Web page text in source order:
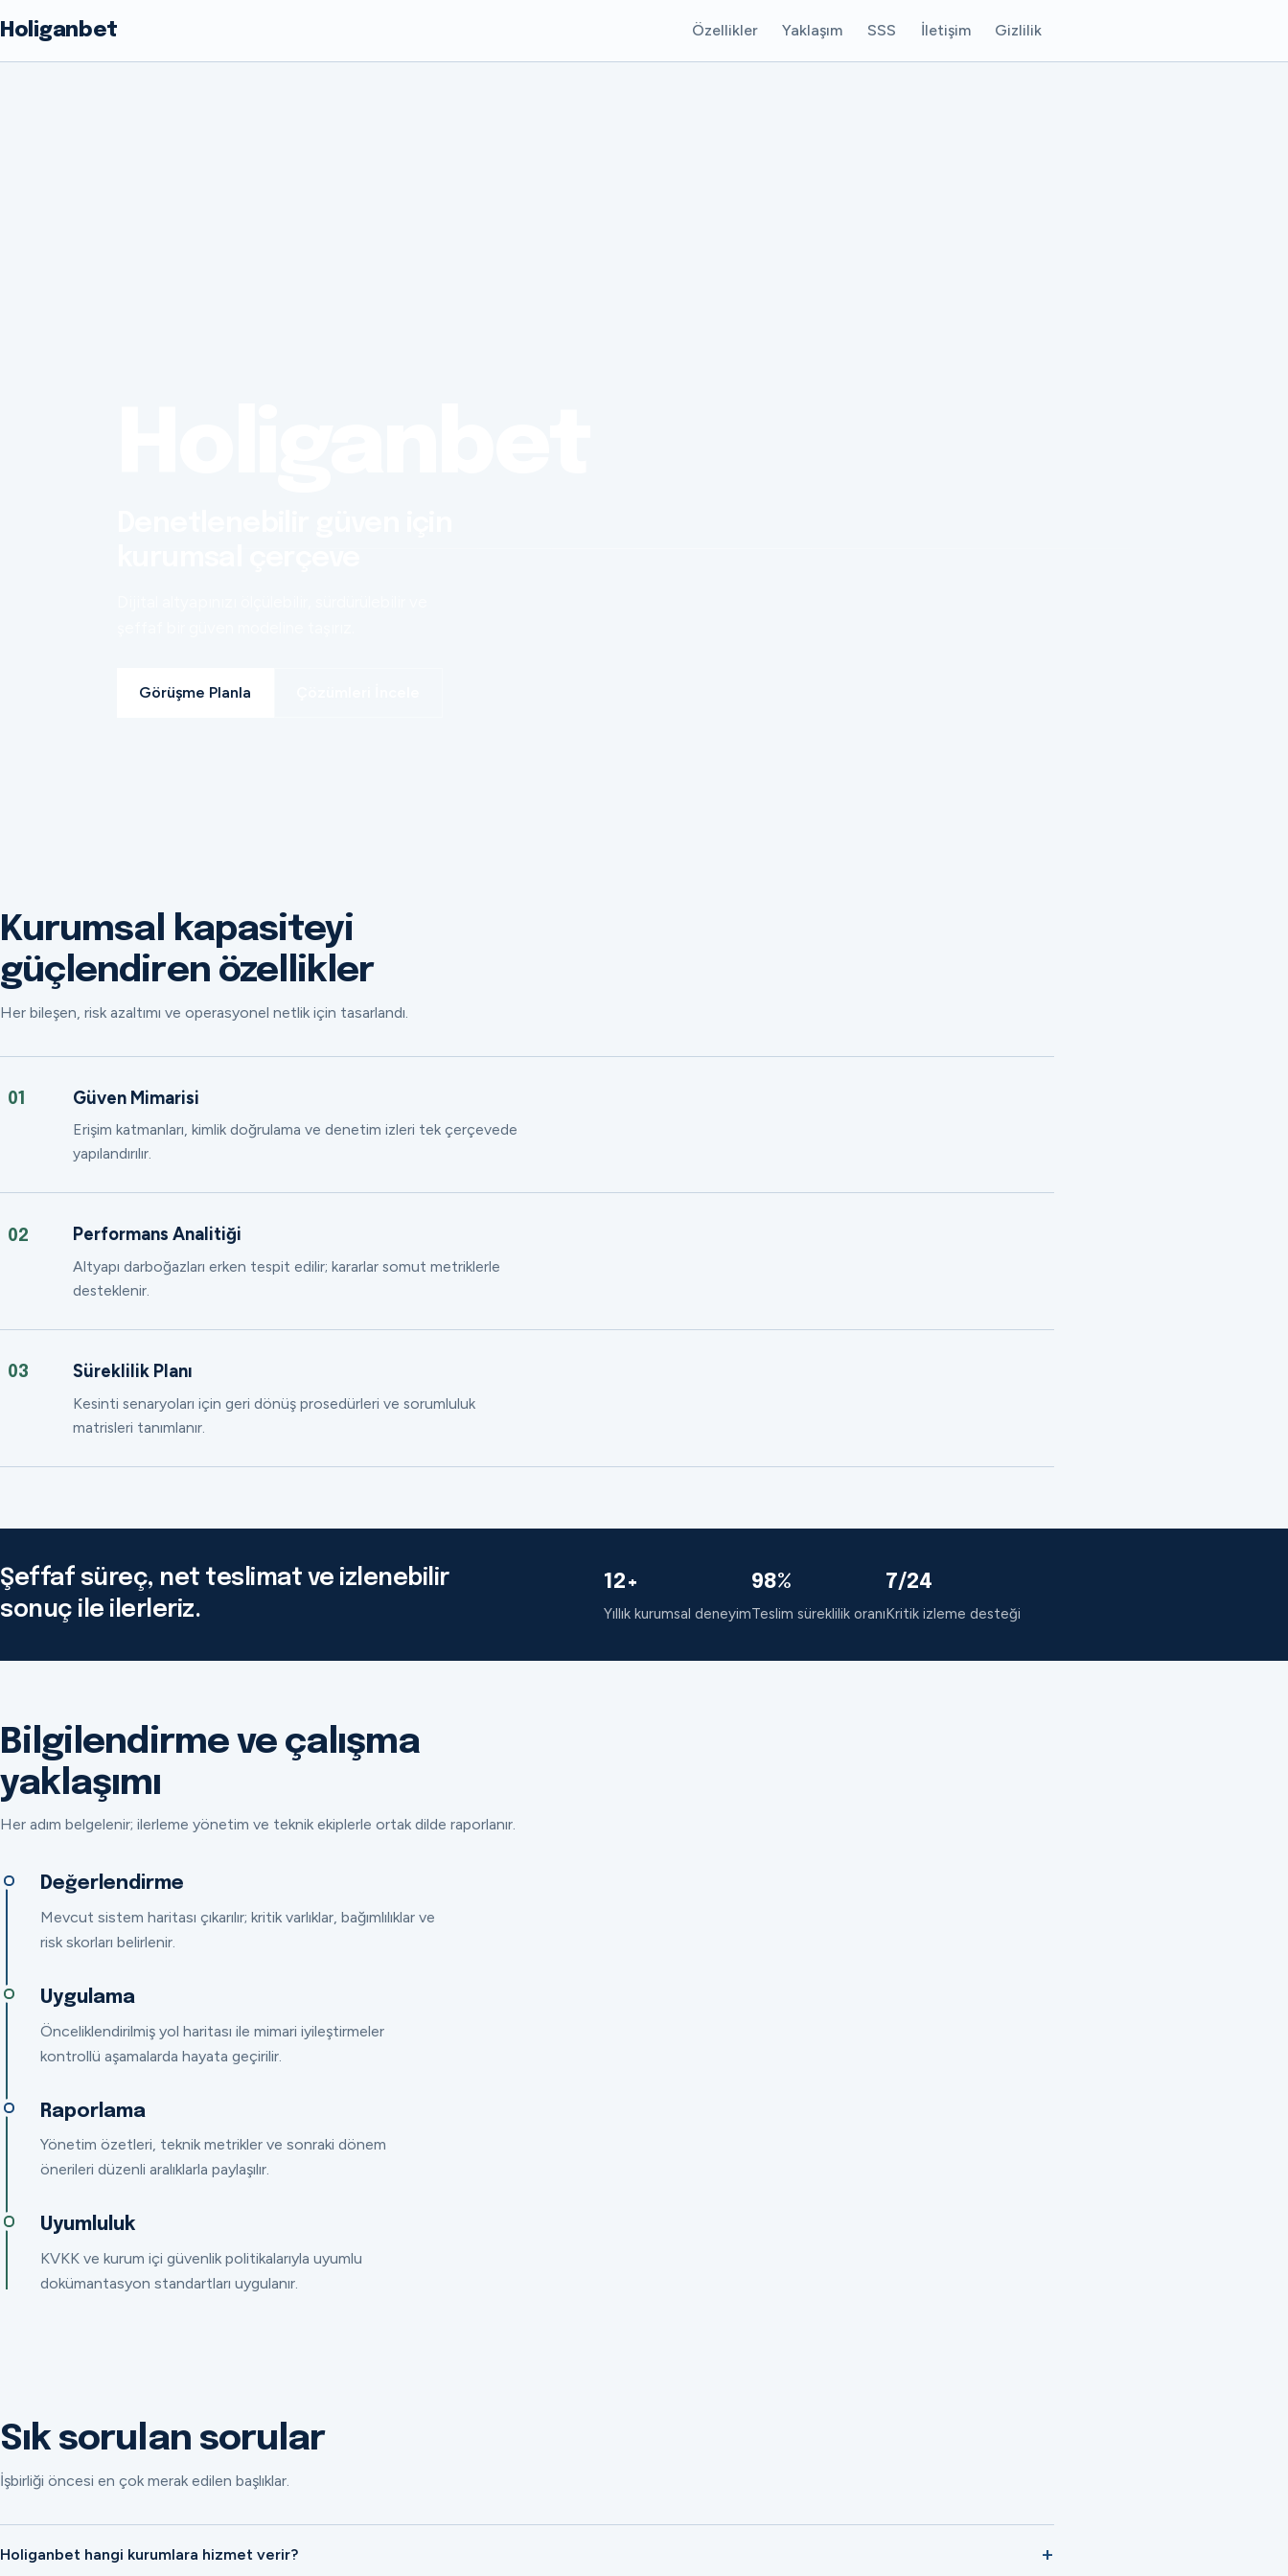
Holiganbet Özellikler Yaklaşım SSS İletişim Gizlilik
Görüşme Planla
Kurumsal kapasiteyi
güçlendiren özellikler
Her bileşen, risk azaltımı ve operasyonel netlik için tasarlandı.
01 Güven Mimarisi
Erişim katmanları, kimlik doğrulama ve denetim izleri tek çerçevede
yapılandırılır.
02 Performans Analitiği
Altyapı darboğazları erken tespit edilir; kararlar somut metriklerle
desteklenir.
03 Süreklilik Planı
Kesinti senaryoları için geri dönüş prosedürleri ve sorumluluk
matrisleri tanımlanır.
Şeffaf süreç, net teslimat ve izlenebilir
sonuç ile ilerleriz.
12+
Yıllık kurumsal deneyim
98%
Teslim süreklilik oranı
7/24
Kritik izleme desteği
Bilgilendirme ve çalışma
yaklaşımı
Her adım belgelenir; ilerleme yönetim ve teknik ekiplerle ortak dilde raporlanır.
Değerlendirme
Mevcut sistem haritası çıkarılır; kritik varlıklar, bağımlılıklar ve
risk skorları belirlenir.
Uygulama
Önceliklendirilmiş yol haritası ile mimari iyileştirmeler
kontrollü aşamalarda hayata geçirilir.
Raporlama
Yönetim özetleri, teknik metrikler ve sonraki dönem
önerileri düzenli aralıklarla paylaşılır.
Uyumluluk
KVKK ve kurum içi güvenlik politikalarıyla uyumlu
dokümantasyon standartları uygulanır.
Sık sorulan sorular
İşbirliği öncesi en çok merak edilen başlıklar.
Holiganbet hangi kurumlara hizmet verir?